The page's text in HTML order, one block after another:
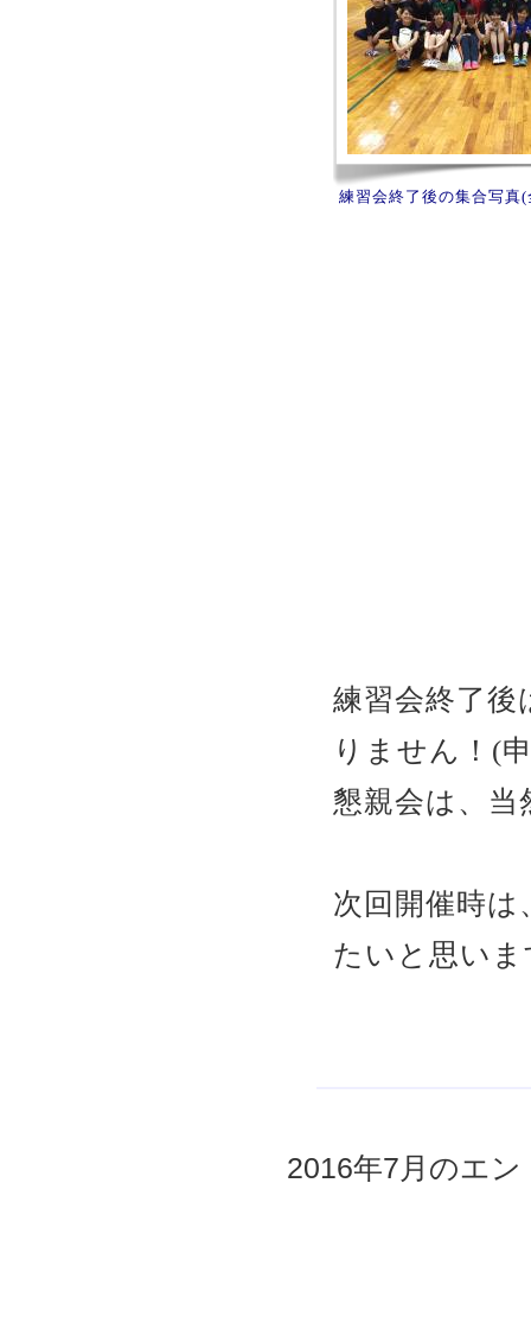
練習会終了後の集合写真
練習会終了
りません！(
懇親会は、
次回開催時
たいと思いま
2016年7月のエ